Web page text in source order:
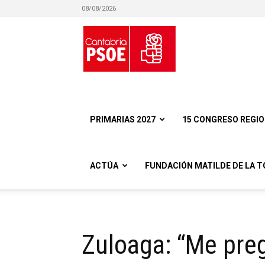
08/08/2026
Español
PRIMARIAS 2027 15 CONGRESO
ACTÚA FUNDACIÓN MATILDE DE LA
Zuloaga: “Me